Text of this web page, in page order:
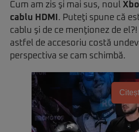
Cum am zis şi mai sus, noul
cablu HDMI . Puteţi spune că
cablu şi de ce menţionez de el?!
astfel de accesoriu costă
perspectiva se cam schimbă.